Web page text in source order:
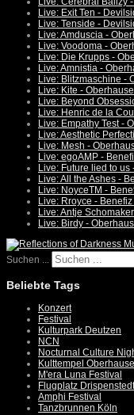
Live: Exit Ten -
Live: Tenside -
Live: Amduscia -
Live: Voodoma -
Live: Die Krupps -
Live: Amnistia -
Live: Blitzmaschine -
Live: Kite -
Live: Beyond
Live: Henric de la
Live: Empathy Test -
Live: Aesthetic
Live: Mesh -
Live: egoAMP -
Live: Future lied to
Live: All the Ashes -
Live: NoyceTM -
Live: Rroyce -
Live: Antje
Live: Birdy -
Suchen ...
Beliebte Tags
Konzert
Festival
Kulturpark Deutzen
NCN
Nocturnal Culture
Kulttempel
M'era Luna Festival
Flugplatz
Amphi Festival
Tanzbrunnen Köln